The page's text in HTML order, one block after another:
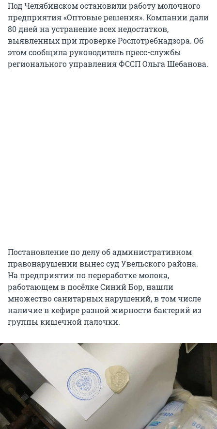
Под Челябинском остановили работу молочного
предприятия «Оптовые решения». Компании дали
80 дней на устранение всех недостатков,
выявленных при проверке Роспотребнадзора. Об
этом сообщила руководитель пресс-службы
регионального управления ФССП Ольга Шебанова.
Постановление по делу об административном
правонарушении вынес суд Увельского района.
На предприятии по переработке молока,
работающем в посёлке Синий Бор, нашли
множество санитарных нарушений, в том числе
наличие в кефире разной жирности бактерий из
группы кишечной палочки.